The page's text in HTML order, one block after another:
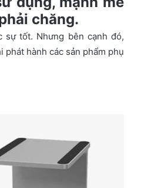
chăng.
sự tốt. Nhưng bên cạnh đó,
hành các sản phẩm phụ